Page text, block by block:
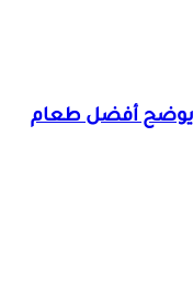
أفضل طعام